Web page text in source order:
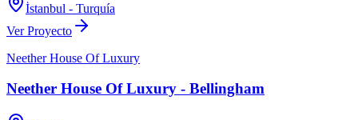
İstanbul - Turquía
Ver Proyecto
Neether House Of Luxury
Neether House Of Luxury - Bellingham